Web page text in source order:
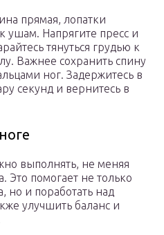
прямая, лопатки
ушам. Напрягите пресс и
тянуться грудью к
Важнее сохранить спину
ног. Задержитесь в
секунд и вернитесь в
выполнять, не меняя
Это помогает не только
но и поработать над
улучшить баланс и